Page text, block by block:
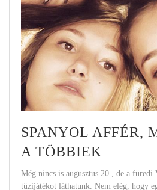
SPANYOL AFFÉR,
A TÖBBIEK
Még nincs is augusztus 20., de a füredi
tűzijátékot láthatunk. Nem elég, hogy